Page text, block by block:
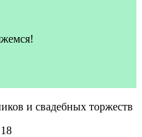
и свадебных торжеств